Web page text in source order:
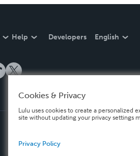
Help Developers English
Cookies & Privacy
Lulu uses cookies to create a personalized
site without updating your privacy settings
Privacy Policy